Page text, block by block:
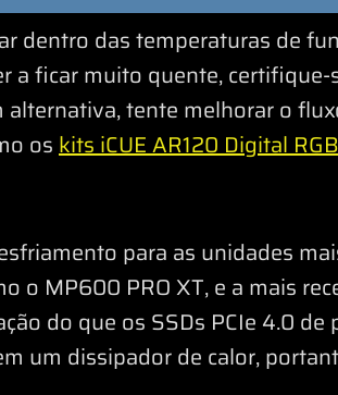
dentro das temperaturas de
a ficar muito quente,
tente melhorar o
oskits iCUE AR120 Digital RGB
para as unidades
o MP600 PRO XT, e a mais
do que os SSDs PCIe 4.0
um dissipador de calor,